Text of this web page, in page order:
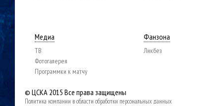
Медиа
ТВ
Фотогалерея
Программки к матчу
Фанзона
Ликбез
© ЦСКА 2015 Все права защищены
Политика компании в области обработки персональных данных